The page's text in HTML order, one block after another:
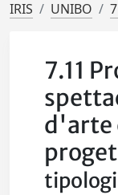
IRIS UNIBO
7.11
d'arte